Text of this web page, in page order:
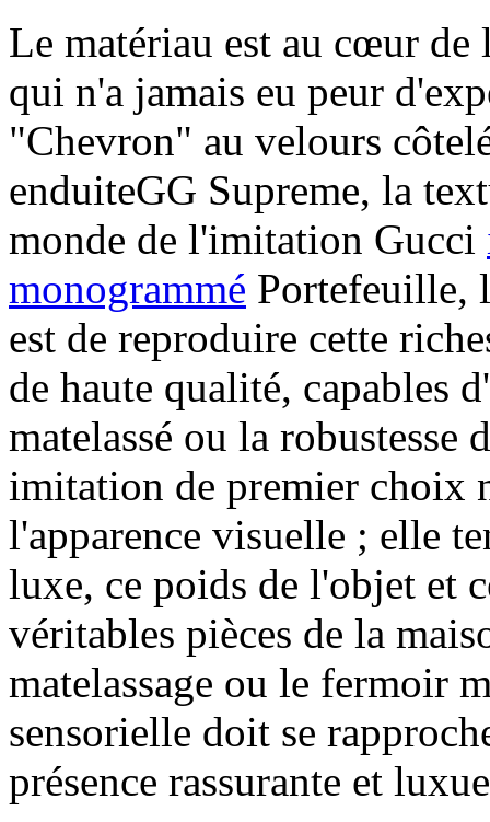
Le matériau est au cœur
qui n'a jamais eu peur
"Chevron" au velours
enduiteGG Supreme, la
monde de l'imitation Gucci
monogrammé Portefeuille,
est de reproduire cette
de haute qualité, capables
matelassé ou la robustesse
imitation de premier choix
l'apparence visuelle ; elle
luxe, ce poids de l'objet et
véritables pièces de la
matelassage ou le fermoir
sensorielle doit se
présence rassurante et